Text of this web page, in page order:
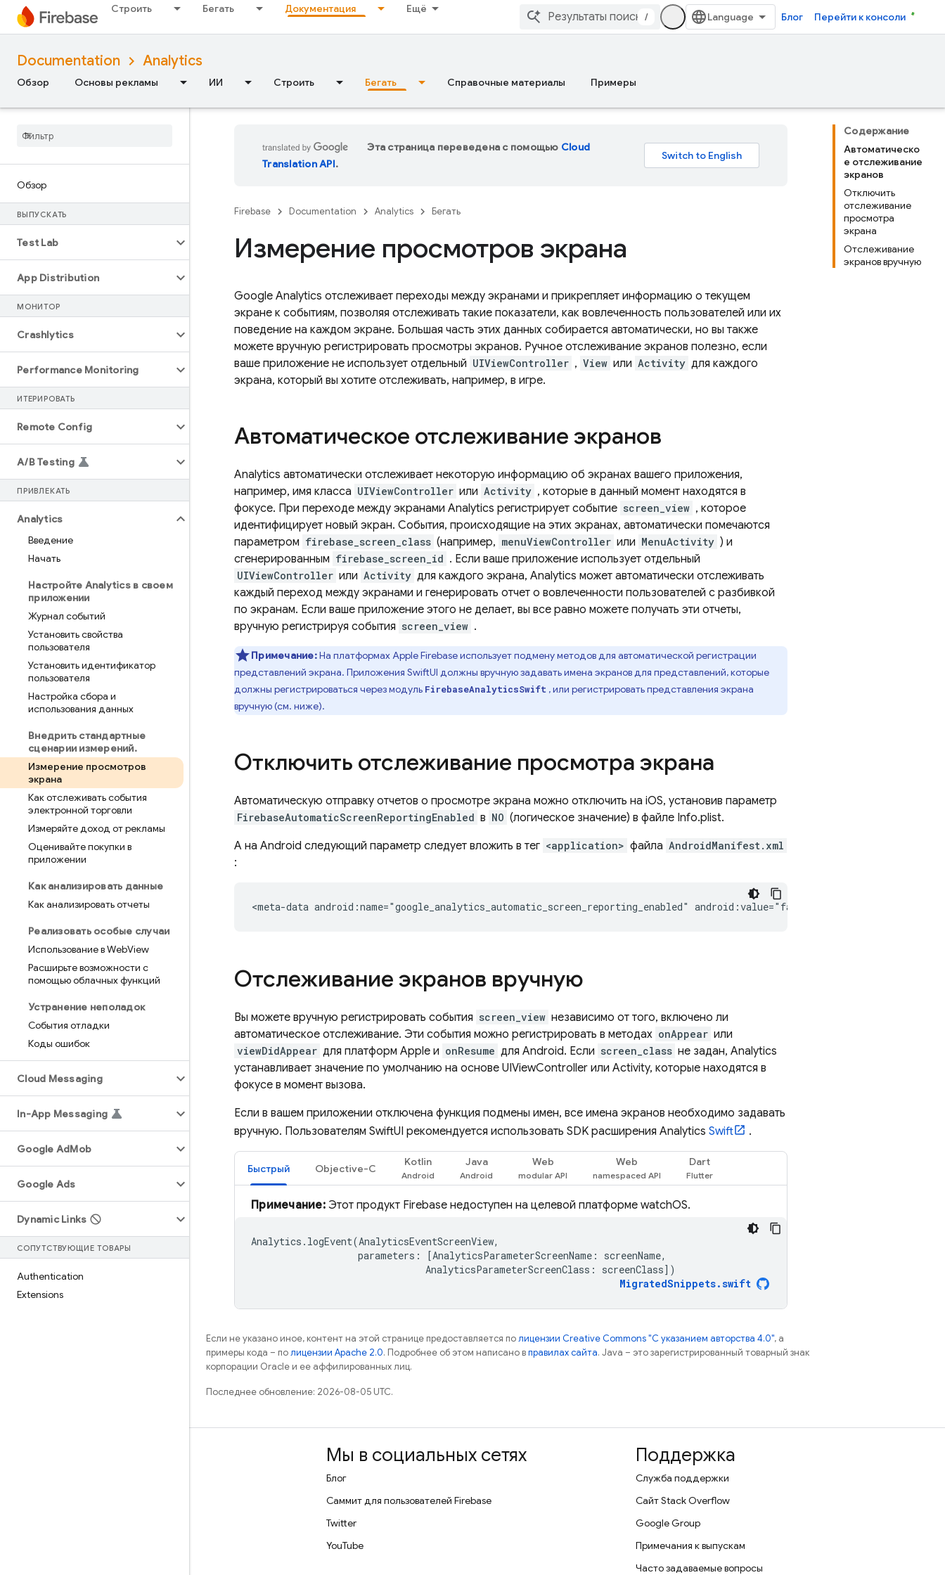
Строить Бегать Документация Ещё
/ Блог Перейти к консоли
Documentation Analytics
Обзор Основы рекламы ИИ Строить Бегать Справочные материалы Примеры
Обзор
ВЫПУСКАТЬ
Test Lab
App Distribution
МОНИТОР
Crashlytics
Performance Monitoring
ИТЕРИРОВАТЬ
Remote Config
A/B Testing
ПРИВЛЕКАТЬ
Analytics
Введение
Начать
Настройте Analytics в своем
приложении
Журнал событий
Установить свойства
пользователя
Установить идентификатор
пользователя
Настройка сбора и
использования данных
Внедрить стандартные
сценарии измерений.
Измерение просмотров
экрана
Как отслеживать события
электронной торговли
Измеряйте доход от рекламы
Оценивайте покупки в
приложении
Как анализировать данные
Как анализировать отчеты
Реализовать особые случаи
Использование в WebView
Расширьте возможности с
помощью облачных функций
Устранение неполадок
События отладки
Коды ошибок
Cloud Messaging
In-App Messaging
Google AdMob
Google Ads
Dynamic Links
СОПУТСТВУЮЩИЕ ТОВАРЫ
Authentication
Extensions
Содержание
Автоматическо
е отслеживание
экранов
Отключить
отслеживание
просмотра
экрана
Отслеживание
экранов вручную
Эта страница переведена с помощью Cloud
Translation API.
Firebase Documentation Analytics Бегать
Измерение просмотров экрана
Google Analytics отслеживает переходы между экранами и прикрепляет информацию о текущем
экране к событиям, позволяя отслеживать такие показатели, как вовлеченность пользователей или их
поведение на каждом экране. Большая часть этих данных собирается автоматически, но вы также
можете вручную регистрировать просмотры экранов. Ручное отслеживание экранов полезно, если
ваше приложение не использует отдельный UIViewController , View или Activity для каждого
экрана, который вы хотите отслеживать, например, в игре.
Автоматическое отслеживание экранов
Analytics автоматически отслеживает некоторую информацию об экранах вашего приложения,
например, имя класса UIViewController или Activity , которые в данный момент находятся в
фокусе. При переходе между экранами Analytics регистрирует событие screen_view , которое
идентифицирует новый экран. События, происходящие на этих экранах, автоматически помечаются
параметром firebase_screen_class (например, menuViewController или MenuActivity ) и
сгенерированным firebase_screen_id . Если ваше приложение использует отдельный
UIViewController или Activity для каждого экрана, Analytics может автоматически отслеживать
каждый переход между экранами и генерировать отчет о вовлеченности пользователей с разбивкой
по экранам. Если ваше приложение этого не делает, вы все равно можете получать эти отчеты,
вручную регистрируя события screen_view .
Примечание:На платформах Apple Firebase использует подмену методов для автоматической регистрации
представлений экрана. Приложения SwiftUI должны вручную задавать имена экранов для представлений, которые
должны регистрироваться через модуль FirebaseAnalyticsSwift , или регистрировать представления экрана
вручную (см. ниже).
Отключить отслеживание просмотра экрана
Автоматическую отправку отчетов о просмотре экрана можно отключить на iOS, установив параметр
FirebaseAutomaticScreenReportingEnabled в NO (логическое значение) в файле Info.plist.
А на Android следующий параметр следует вложить в тег <application> файла AndroidManifest.xml
:
<meta-data android:name="google_analytics_automatic_screen_reporting_enabled" android:value="false"
Отслеживание экранов вручную
Вы можете вручную регистрировать события screen_view независимо от того, включено ли
автоматическое отслеживание. Эти события можно регистрировать в методах onAppear или
viewDidAppear для платформ Apple и onResume для Android. Если screen_class не задан, Analytics
устанавливает значение по умолчанию на основе UIViewController или Activity, которые находятся в
фокусе в момент вызова.
Если в вашем приложении отключена функция подмены имен, все имена экранов необходимо задавать
вручную. Пользователям SwiftUI рекомендуется использовать SDK расширения Analytics Swift .
Быстрый Objective-C
Kotlin Java Web Web Dart
Примечание:Этот продукт Firebase недоступен на целевой платформе watchOS.
Analytics . logEvent(AnalyticsEventScreenView,
parameters : [AnalyticsParameterScreenName : screenName,
AnalyticsParameterScreenClass : screenClass])
MigratedSnippets.swift
Если не указано иное, контент на этой странице предоставляется полицензии Creative Commons "С указанием авторства 4.0", а
примеры кода – полицензии Apache 2.0. Подробнее об этом написано вправилах сайта. Java – это зарегистрированный товарный знак
корпорации Oracle и ее аффилированных лиц.
Последнее обновление: 2026-08-05 UTC.
Мы в социальных сетях
Блог
Саммит для пользователей Firebase
Twitter
YouTube
Поддержка
Служба поддержки
Сайт Stack Overflow
Google Group
Примечания к выпускам
Часто задаваемые вопросы